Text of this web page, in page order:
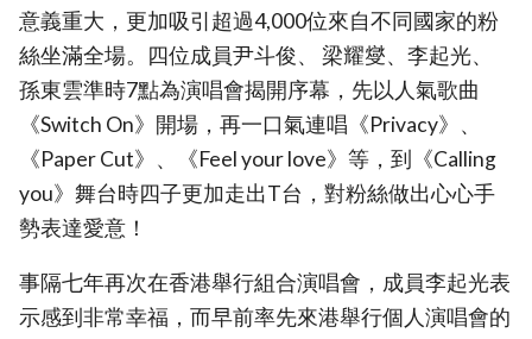
意義重大，更加吸引超過4,000位來自不同國家的粉
絲坐滿全場。四位成員尹斗俊、 梁耀燮、李起光、
孫東雲準時7點為演唱會揭開序幕，先以人氣歌曲
《Switch On》開場，再一口氣連唱《Privacy》、
《Paper Cut》、《Feel your love》等，到《Calling
you》舞台時四子更加走出T台，對粉絲做出心心手
勢表達愛意！
事隔七年再次在香港舉行組合演唱會，成員李起光表
示感到非常幸福，而早前率先來港舉行個人演唱會的